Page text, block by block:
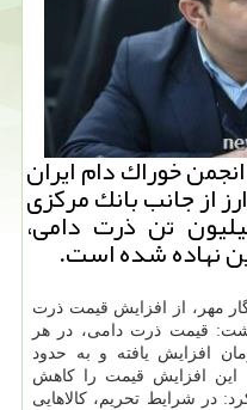
خوراك دام ایران
از جانب بانك مركزی
تن ذرت دامی،
نهاده شده است.
مهر، از افزایش قیمت ذرت
قیمت ذرت دامی، در هر
به صورت متوسط ۳۰۰ تومان افزایش یافته و به حدود
این افزایش قیمت را كاهش
در شرایط تحریم، كالاهایی